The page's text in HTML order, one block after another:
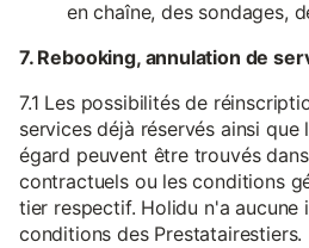
en chaîne, des sondages,
7. Rebooking, annulation de
7.1 Les possibilités de
services déjà réservés ainsi
égard peuvent être trouvés
contractuels ou les conditions
tier respectif. Holidu n'a aucune
conditions des Prestatairestiers.